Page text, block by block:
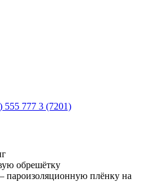
555 777 3 (7201)
обрешётку
пароизоляционную плёнку на